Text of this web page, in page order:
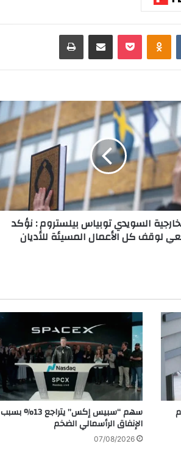
‏VKontakte
Odnoklassniki
‫Pocket مشاركة عبر البريد طباعة
السويدي توبياس بيلستروم : نؤكد
لوقف كل الأعمال المسيئة للأديان
سهم “سبيس إكس” يتراجع 13% بسبب
الإنفاق الرأسمالي الضخم
07/08/2026